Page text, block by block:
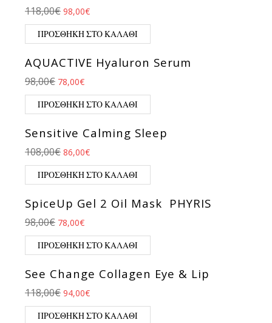
118,00€ Original price was: 118,00€.
98,00€Η τρέχουσα τιμή είναι: 98,00€.
ΠΡΟΣΘΉΚΗ ΣΤΟ ΚΑΛΆΘΙ
AQUACTIVE Hyaluron Serum
98,00€ Original price was: 98,00€.
78,00€Η τρέχουσα τιμή είναι: 78,00€.
ΠΡΟΣΘΉΚΗ ΣΤΟ ΚΑΛΆΘΙ
Sensitive Calming Sleep
108,00€ Original price was: 108,00€.
86,00€Η τρέχουσα τιμή είναι: 86,00€.
ΠΡΟΣΘΉΚΗ ΣΤΟ ΚΑΛΆΘΙ
SpiceUp Gel 2 Oil Mask PHYRIS
98,00€ Original price was: 98,00€.
78,00€Η τρέχουσα τιμή είναι: 78,00€.
ΠΡΟΣΘΉΚΗ ΣΤΟ ΚΑΛΆΘΙ
See Change Collagen Eye & Lip
118,00€ Original price was: 118,00€.
94,00€Η τρέχουσα τιμή είναι: 94,00€.
ΠΡΟΣΘΉΚΗ ΣΤΟ ΚΑΛΆΘΙ